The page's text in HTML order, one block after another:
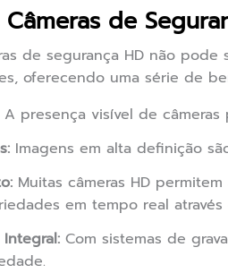
de
de segurança HD não
oferecendo uma série de
A presença visível de
Imagens em alta definição
Muitas câmeras HD
em tempo real
Com sistemas de